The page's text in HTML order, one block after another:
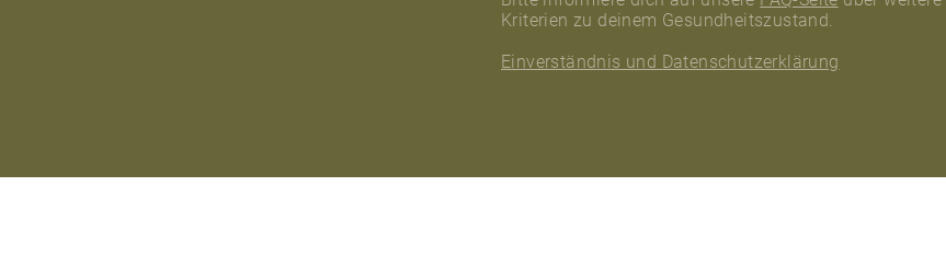
Kriterien zu deinem Gesundheitszustand.
Einverständnis und Datenschutzerklärung